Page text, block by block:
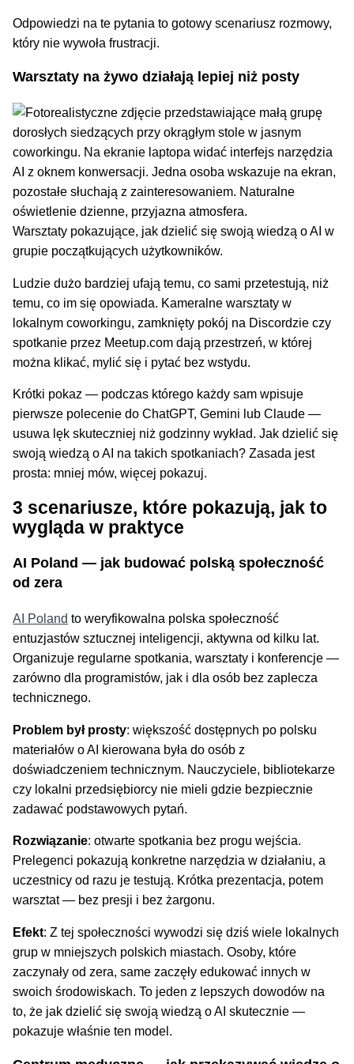
Odpowiedzi na te pytania to gotowy scenariusz rozmowy,
który nie wywoła frustracji.
Warsztaty na żywo działają lepiej niż posty
Warsztaty pokazujące, jak dzielić się swoją wiedzą o AI w
grupie początkujących użytkowników.
Ludzie dużo bardziej ufają temu, co sami przetestują, niż
temu, co im się opowiada. Kameralne warsztaty w
lokalnym coworkingu, zamknięty pokój na Discordzie czy
spotkanie przez Meetup.com dają przestrzeń, w której
można klikać, mylić się i pytać bez wstydu.
Krótki pokaz — podczas którego każdy sam wpisuje
pierwsze polecenie do ChatGPT, Gemini lub Claude —
usuwa lęk skuteczniej niż godzinny wykład. Jak dzielić się
swoją wiedzą o AI na takich spotkaniach? Zasada jest
prosta: mniej mów, więcej pokazuj.
3 scenariusze, które pokazują, jak to
wygląda w praktyce
AI Poland — jak budować polską społeczność
od zera
AI Poland to weryfikowalna polska społeczność
entuzjastów sztucznej inteligencji, aktywna od kilku lat.
Organizuje regularne spotkania, warsztaty i konferencje —
zarówno dla programistów, jak i dla osób bez zaplecza
technicznego.
Problem był prosty: większość dostępnych po polsku
materiałów o AI kierowana była do osób z
doświadczeniem technicznym. Nauczyciele, bibliotekarze
czy lokalni przedsiębiorcy nie mieli gdzie bezpiecznie
zadawać podstawowych pytań.
Rozwiązanie: otwarte spotkania bez progu wejścia.
Prelegenci pokazują konkretne narzędzia w działaniu, a
uczestnicy od razu je testują. Krótka prezentacja, potem
warsztat — bez presji i bez żargonu.
Efekt: Z tej społeczności wywodzi się dziś wiele lokalnych
grup w mniejszych polskich miastach. Osoby, które
zaczynały od zera, same zaczęły edukować innych w
swoich środowiskach. To jeden z lepszych dowodów na
to, że jak dzielić się swoją wiedzą o AI skutecznie —
pokazuje właśnie ten model.